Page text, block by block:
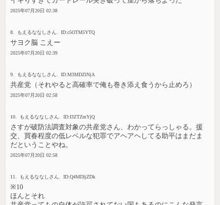
2025年07月20日 02:38
8. もえるななしさん. ID:c5OTM5YTQ
サヨク脳 こえー
2025年07月20日 02:39
9. もえるななしさん. ID:M3MDZlNjA
共産党（それやると高確率で俺も巻き添え食うから止めろ）
2025年07月20日 02:58
10. もえるななしさん. ID:I3ZTZmYjQ
さすが破防法調査対象の共産党さん、わかってらっしゃる。援
交、買春程度の低レベルな犯罪でアヘアヘしてる助平はまだま
だということやね。
2025年07月20日 02:58
11. もえるななしさん. ID:Q4MDljZDk
※10
ほんとそれ